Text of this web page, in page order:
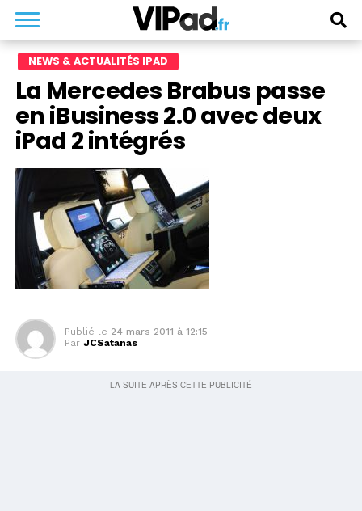
NEWS & ACTUALITÉS IPAD
La Mercedes Brabus passe
en iBusiness 2.0 avec deux
iPad 2 intégrés
Publié le 24 mars 2011 à 12:15
Par JCSatanas